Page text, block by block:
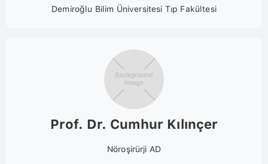
Demiroğlu Bilim Üniversitesi Tıp Fakültesi
Prof. Dr. Cumhur Kılınçer
Nöroşirürji AD